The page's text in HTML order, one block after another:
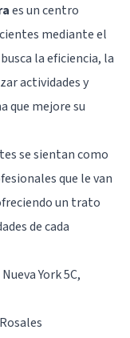
es un centro
mediante el
la eficiencia, la
actividades y
que mejore su
se sientan como
que le van
un trato
de cada
York 5C,